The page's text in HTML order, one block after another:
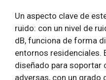
Un aspecto clave de
ruido: con un nivel de
dB, funciona de forma
entornos residenciales.
diseñado para soportar
adversas, con un grado